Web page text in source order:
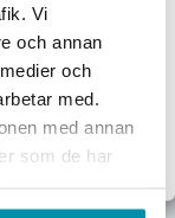
Vi
och annan
och
med.
med annan
som de har
kr
omgående
i varukorgen